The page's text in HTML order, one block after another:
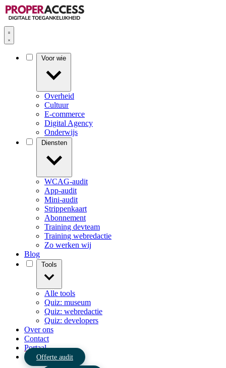
Overheid
Cultuur
E-commerce
Digital Agency
Onderwijs
WCAG-audit
App-audit
Mini-audit
Strippenkaart
Abonnement
Training devteam
Training webredactie
Zo werken wij
Blog
Alle tools
Quiz: museum
Quiz: webredactie
Quiz: developers
Over ons
Contact
Portaal
Offerte audit